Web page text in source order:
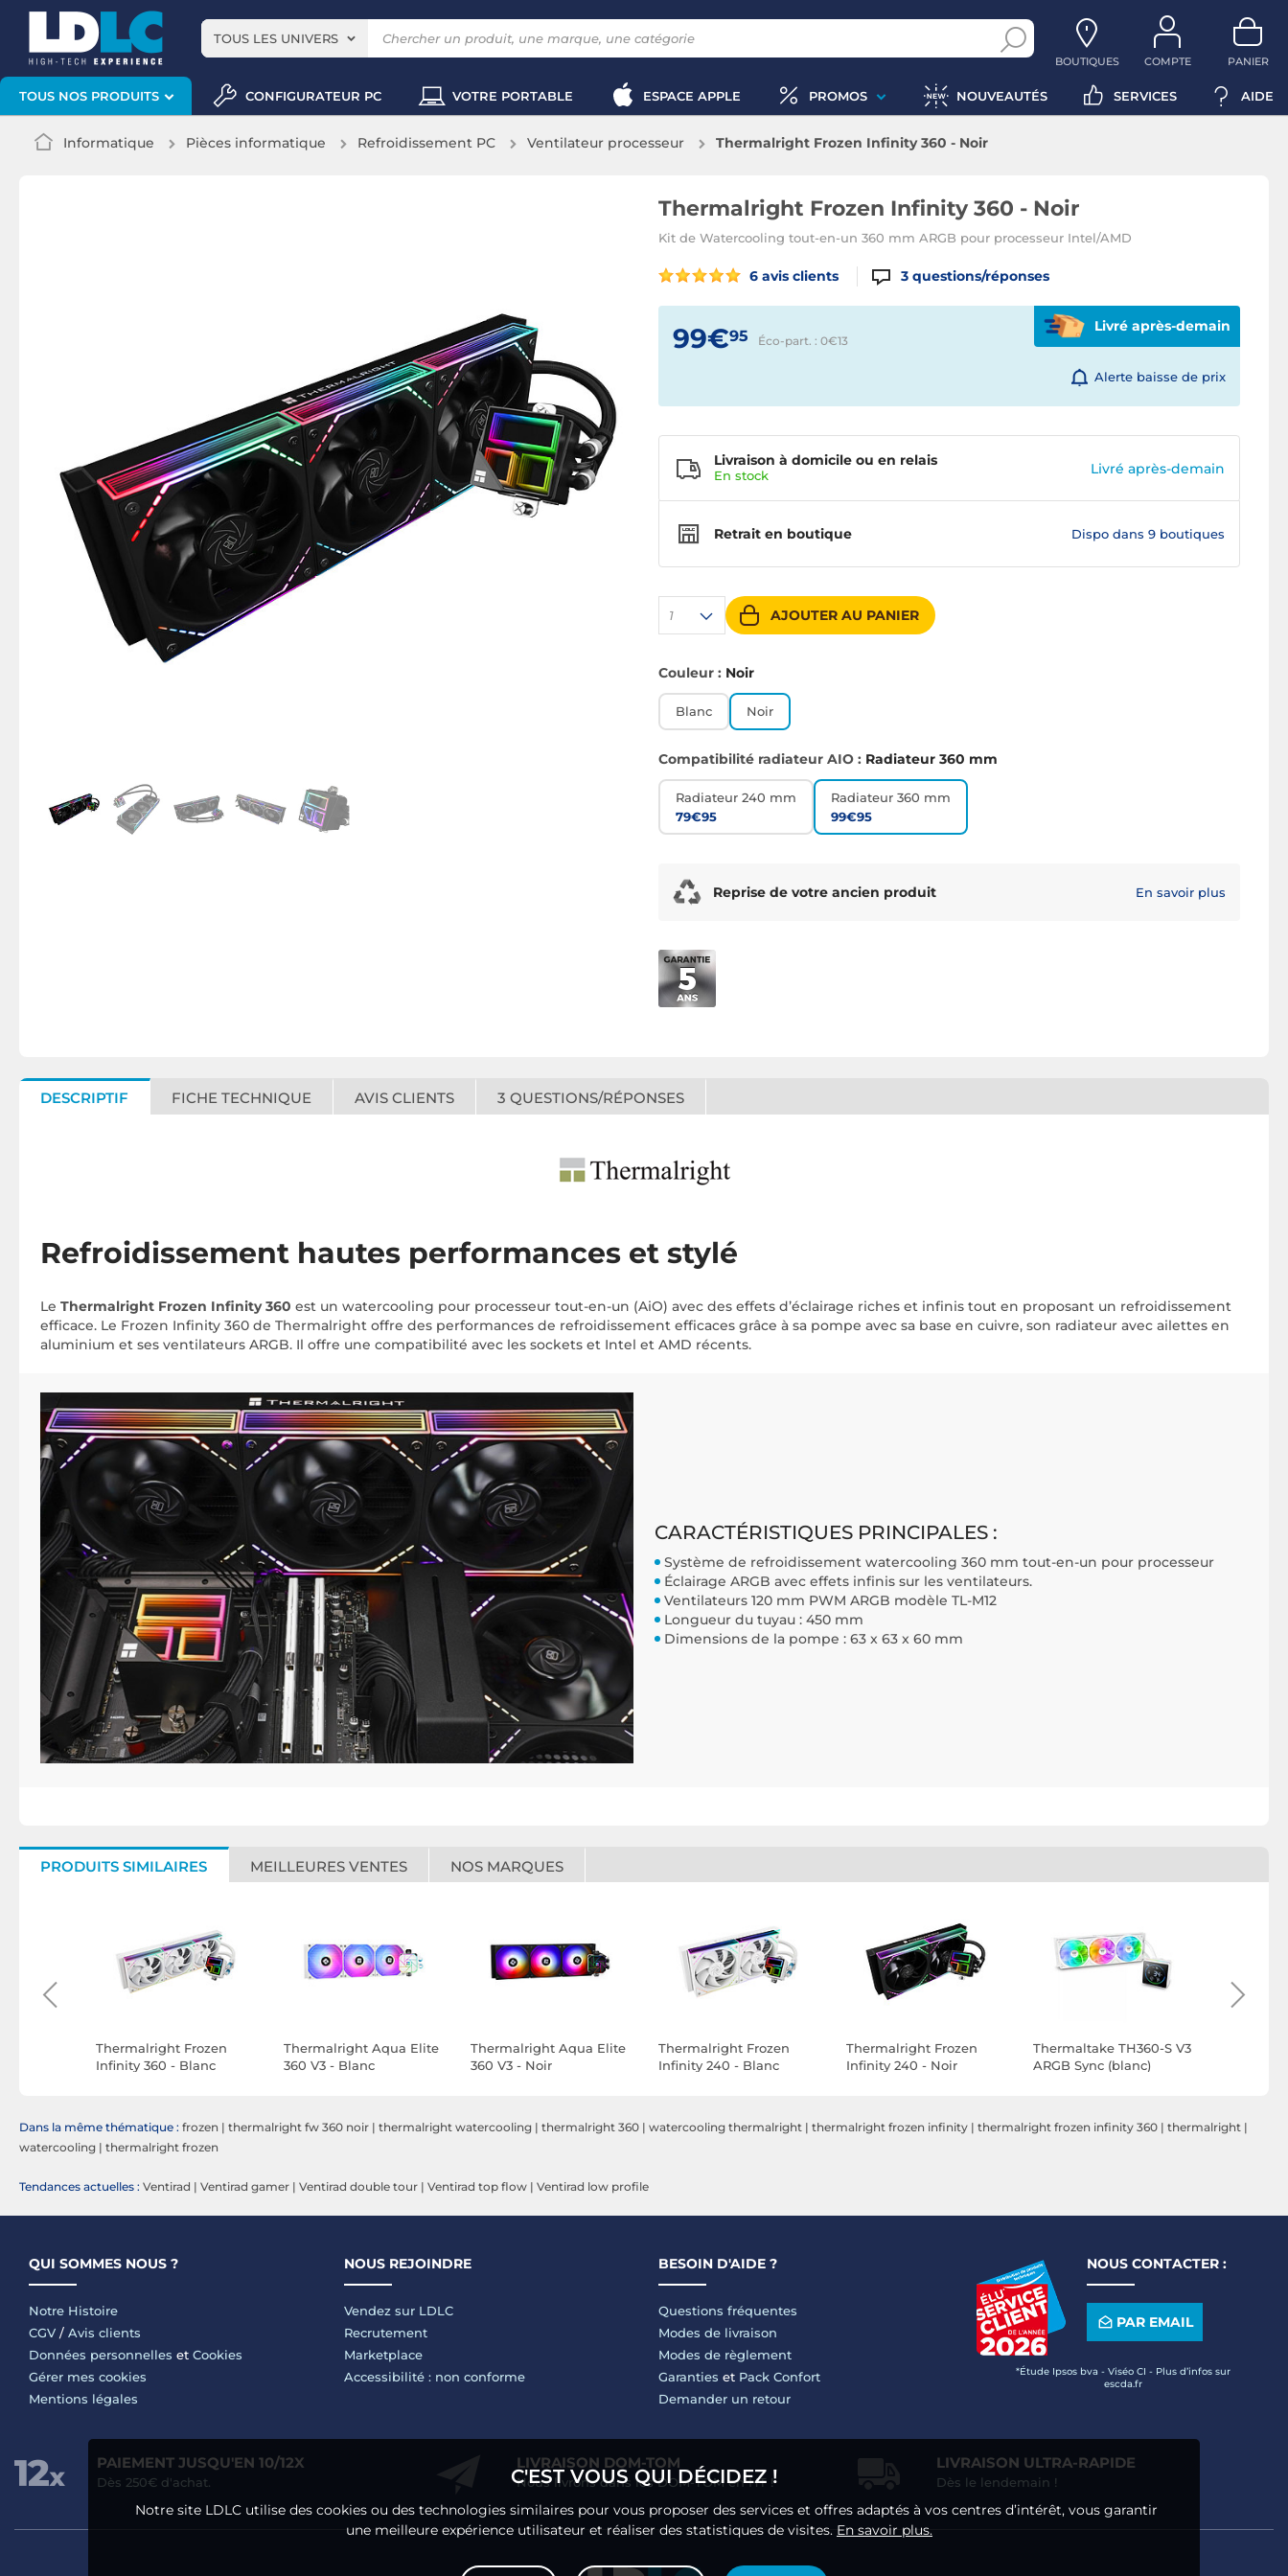
TOUS LES UNIVERS
BOUTIQUES COMPTE PANIER
TOUS NOS PRODUITS CONFIGURATEUR PC VOTRE PORTABLE ESPACE APPLE PROMOS NOUVEAUTÉS SERVICES AIDE
Informatique Pièces informatique Refroidissement PC Ventilateur processeur Thermalright Frozen Infinity 360 - Noir
Thermalright Frozen Infinity 360 - Noir
Kit de Watercooling tout-en-un 360 mm ARGB pour processeur Intel/AMD
6 avis clients 3 questions/réponses
99€95 Éco-part. : 0€13
Livré après-demain
Alerte baisse de prix
1 AJOUTER AU PANIER
Livraison à domicile ou en relais
En stock Livré après-demain
Retrait en boutique Dispo dans 9 boutiques
Couleur : Noir
Blanc Noir
Compatibilité radiateur AIO : Radiateur 360 mm
Radiateur 240 mm
79€95
Radiateur 360 mm
99€95
Reprise de votre ancien produit En savoir plus
DESCRIPTIF FICHE TECHNIQUE AVIS CLIENTS 3 QUESTIONS/RÉPONSES
Refroidissement hautes performances et stylé
Le Thermalright Frozen Infinity 360 est un watercooling pour processeur tout-en-un (AiO) avec des effets d’éclairage riches et infinis tout en proposant un refroidissement
efficace. Le Frozen Infinity 360 de Thermalright offre des performances de refroidissement efficaces grâce à sa pompe avec sa base en cuivre, son radiateur avec ailettes en
aluminium et ses ventilateurs ARGB. Il offre une compatibilité avec les sockets et Intel et AMD récents.
CARACTÉRISTIQUES PRINCIPALES :
Système de refroidissement watercooling 360 mm tout-en-un pour processeur
Éclairage ARGB avec effets infinis sur les ventilateurs.
Ventilateurs 120 mm PWM ARGB modèle TL-M12
Longueur du tuyau : 450 mm
Dimensions de la pompe : 63 x 63 x 60 mm
PRODUITS SIMILAIRES MEILLEURES VENTES NOS MARQUES
Thermalright Frozen
Infinity 360 - Blanc
Thermalright Aqua Elite
360 V3 - Blanc
Thermalright Aqua Elite
360 V3 - Noir
Thermalright Frozen
Infinity 240 - Blanc
Thermalright Frozen
Infinity 240 - Noir
Thermaltake TH360-S V3
ARGB Sync (blanc)
Dans la même thématique : frozen | thermalright fw 360 noir | thermalright watercooling | thermalright 360 | watercooling thermalright | thermalright frozen infinity | thermalright frozen infinity 360 | thermalright |
watercooling | thermalright frozen
Tendances actuelles : Ventirad | Ventirad gamer | Ventirad double tour | Ventirad top flow | Ventirad low profile
QUI SOMMES NOUS ?
Notre Histoire
CGV / Avis clients
Données personnelles et Cookies
Gérer mes cookies
Mentions légales
NOUS REJOINDRE
Vendez sur LDLC
Recrutement
Marketplace
Accessibilité : non conforme
BESOIN D'AIDE ?
Questions fréquentes
Modes de livraison
Modes de règlement
Garanties et Pack Confort
Demander un retour
NOUS CONTACTER :
PAR EMAIL
*Étude Ipsos bva - Viséo CI - Plus d’infos sur
escda.fr
PAIEMENT JUSQU'EN 10/12X
Dès 250€ d'achat.
LIVRAISON DOM-TOM
Nous livrons dans les DOM-TOM en HT !
LIVRAISON ULTRA-RAPIDE
Dès le lendemain !
C'EST VOUS QUI DÉCIDEZ !
Notre site LDLC utilise des cookies ou des technologies similaires pour vous proposer des services et offres adaptés à vos centres d’intérêt, vous garantir
une meilleure expérience utilisateur et réaliser des statistiques de visites. En savoir plus.